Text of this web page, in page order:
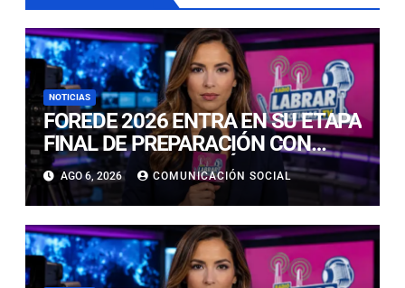
NOTICIAS
FOREDE 2026 ENTRA EN SU ETAPA
FINAL DE PREPARACIÓN CON
NUEVAS TECNOLOGÍAS DE
ACCESO Y OPORTUNIDADES PARA
ATACAMA
AGO 6, 2026 COMUNICACIÓN SOCIAL